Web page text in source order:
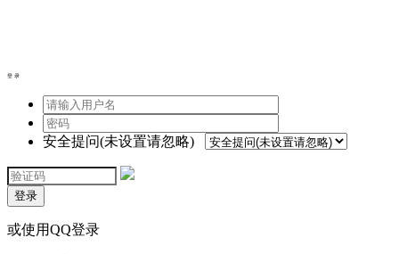
登录
安全提问(未设置请忽略)
登录
或使用QQ登录